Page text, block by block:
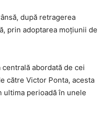
după retragerea
prin adoptarea moțiunii de
abordată de cei
către Victor Ponta, acesta
perioadă în unele